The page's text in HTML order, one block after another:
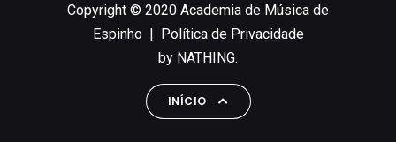
Copyright © 2020 Academia de Música de
Espinho | Política de Privacidade
by NATHING.
INÍCIO